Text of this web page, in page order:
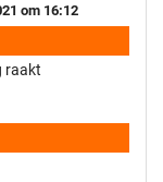
om 16:12
raakt